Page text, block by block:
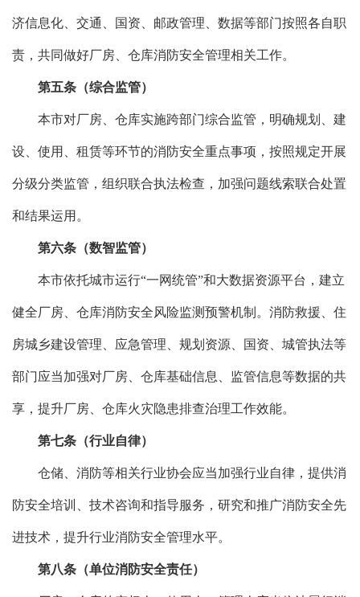
济信息化、交通、国资、邮政管理、数据等部门按照各自职
责，共同做好厂房、仓库消防安全管理相关工作。
第五条（综合监管）
本市对厂房、仓库实施跨部门综合监管，明确规划、建
设、使用、租赁等环节的消防安全重点事项，按照规定开展
分级分类监管，组织联合执法检查，加强问题线索联合处置
和结果运用。
第六条（数智监管）
本市依托城市运行“一网统管”和大数据资源平台，建立
健全厂房、仓库消防安全风险监测预警机制。消防救援、住
房城乡建设管理、应急管理、规划资源、国资、城管执法等
部门应当加强对厂房、仓库基础信息、监管信息等数据的共
享，提升厂房、仓库火灾隐患排查治理工作效能。
第七条（行业自律）
仓储、消防等相关行业协会应当加强行业自律，提供消
防安全培训、技术咨询和指导服务，研究和推广消防安全先
进技术，提升行业消防安全管理水平。
第八条（单位消防安全责任）